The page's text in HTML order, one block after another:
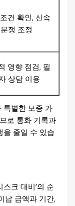
건 확인, 신속
쟁 조정
영향 점검, 필
상담 이용
특별한 보증 가
로 통화 기록과
을 줄일 수 있습
크 대비’의 순
납 금액과 기간,